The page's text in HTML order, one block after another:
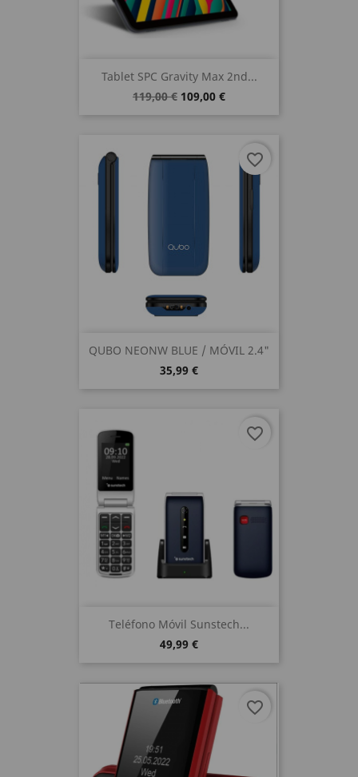
Tablet SPC Gravity Max 2nd...
119,00 € 109,00 €
QUBO NEONW BLUE / MÓVIL 2.4"
35,99 €
favorite_border
Teléfono Móvil Sunstech...
49,99 €
favorite_border
favorite_border